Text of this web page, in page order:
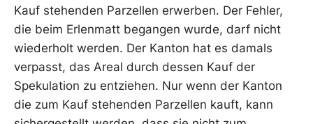
Kauf stehenden Parzellen erwerben. Der Fehler,
die beim Erlenmatt begangen wurde, darf nicht
wiederholt werden. Der Kanton hat es damals
verpasst, das Areal durch dessen Kauf der
Spekulation zu entziehen. Nur wenn der Kanton
die zum Kauf stehenden Parzellen kauft, kann